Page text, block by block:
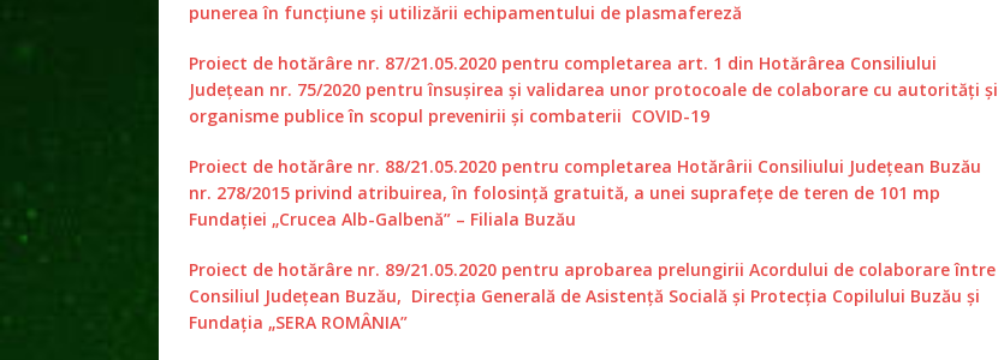
punerea în funcțiune și utilizării echipamentului de plasmafereză
Proiect de hotărâre nr. 87/21.05.2020 pentru completarea art. 1 din Hotărârea Consiliului
Județean nr. 75/2020 pentru însușirea și validarea unor protocoale de colaborare cu autorități și
organisme publice în scopul prevenirii și combaterii COVID-19
Proiect de hotărâre nr. 88/21.05.2020 pentru completarea Hotărârii Consiliului Judeţean Buzău
nr. 278/2015 privind atribuirea, în folosinţă gratuită, a unei suprafeţe de teren de 101 mp
Fundaţiei „Crucea Alb-Galbenă” – Filiala Buzău
Proiect de hotărâre nr. 89/21.05.2020 pentru aprobarea prelungirii Acordului de colaborare între
Consiliul Județean Buzău, Direcția Generală de Asistență Socială și Protecția Copilului Buzău și
Fundația „SERA ROMÂNIA”